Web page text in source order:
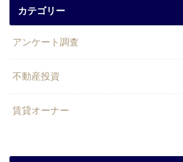
カテゴリー
アンケート調査
不動産投資
賃貸オーナー